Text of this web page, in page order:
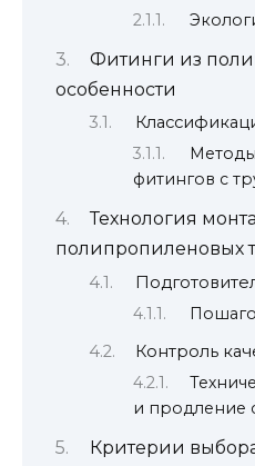
Фитинги из
особенности
фитингов с
Технология
полипропиленовых
Контроль
и продление
Критерии